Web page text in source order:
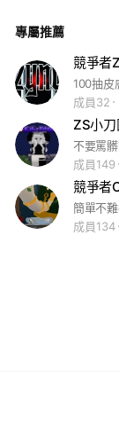
專屬推薦
競爭者
100抽皮
成員32
ZS小
不要罵
成員149
競爭者
成員134